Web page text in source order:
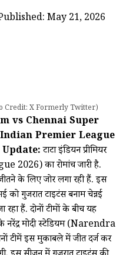
May 21, 2026
Credit: X Formerly Twitter)
vs Chennai Super
Premier League
टाटा इंडियन प्रीमियर
का रोमांच जारी है.
के लिए जोर लगा रही हैं. इस
गुजरात टाइटंस बनाम चेन्नई
हैं. दोनों टीमों के बीच यह
मोदी स्टेडियम (Narendra
टीमें इस मुकाबले में जीत दर्ज कर